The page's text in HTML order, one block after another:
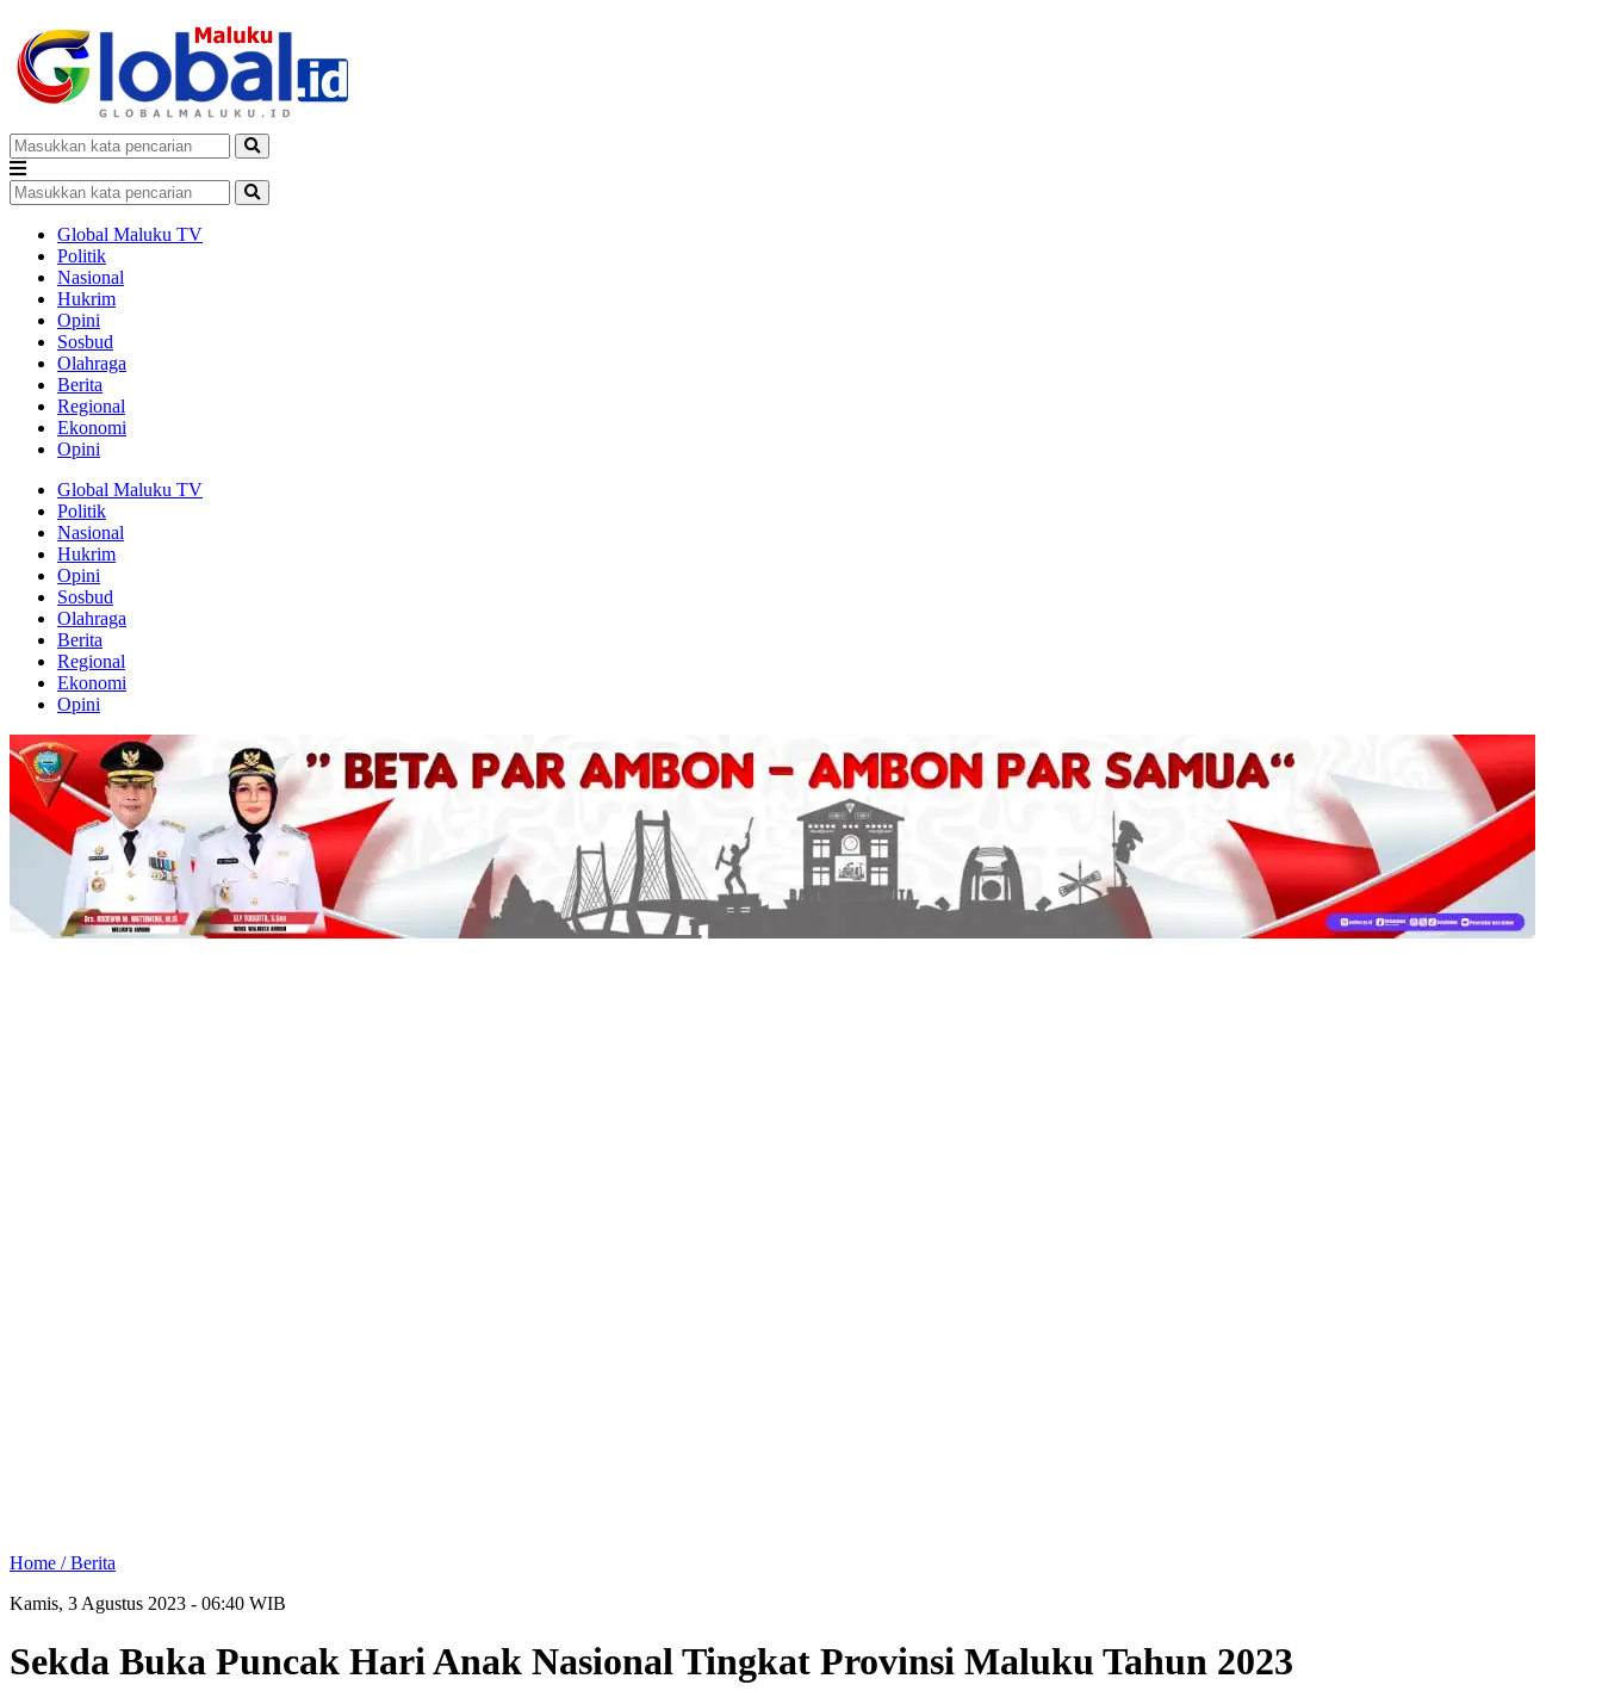
Global Maluku TV
Politik
Nasional
Hukrim
Opini
Sosbud
Olahraga
Berita
Regional
Ekonomi
Opini
Global Maluku TV
Politik
Nasional
Hukrim
Opini
Sosbud
Olahraga
Berita
Regional
Ekonomi
Opini
Home /Berita
Kamis, 3 Agustus 2023 - 06:40 WIB
Sekda Buka Puncak Hari Anak Nasional Tingkat Provinsi Maluku Tahun 2023